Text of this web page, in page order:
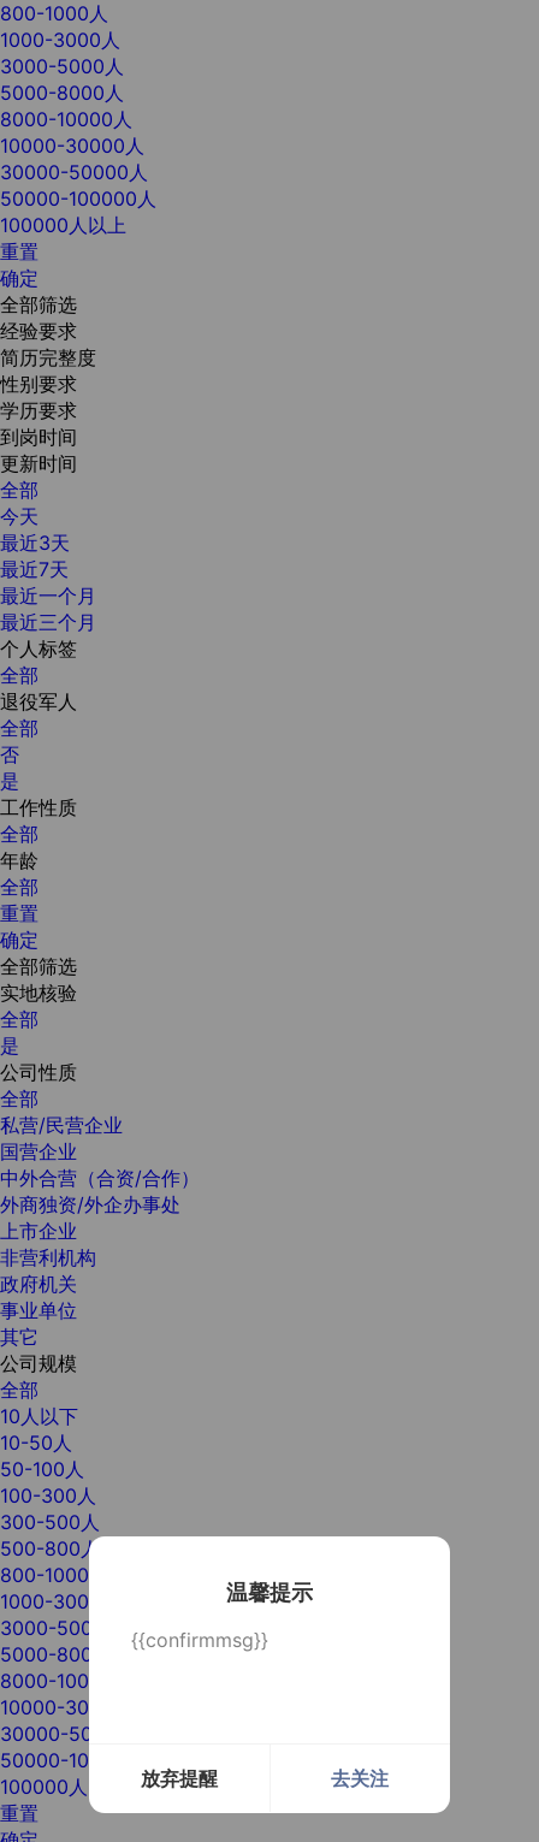
温馨提示
{{confirmmsg}}
放弃提醒 去关注
800-1000人
1000-3000人
3000-5000人
5000-8000人
8000-10000人
10000-30000人
30000-50000人
50000-100000人
100000人以上
重置
确定
全部筛选
经验要求
简历完整度
性别要求
学历要求
到岗时间
更新时间
全部
今天
最近3天
最近7天
最近一个月
最近三个月
个人标签
全部
退役军人
全部
否
是
工作性质
全部
年龄
全部
重置
确定
全部筛选
实地核验
全部
是
公司性质
全部
私营/民营企业
国营企业
中外合营（合资/合作）
外商独资/外企办事处
上市企业
非营利机构
政府机关
事业单位
其它
公司规模
全部
10人以下
10-50人
50-100人
100-300人
300-500人
500-800人
800-1000人
1000-3000人
3000-5000人
5000-8000人
8000-10000人
10000-30000人
30000-50000人
50000-100000人
100000人以上
重置